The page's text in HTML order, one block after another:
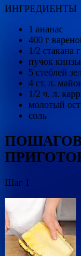
ИНГРЕДИЕНТЫ
1 ананас
400 г
1/2 стакана
пучок кинзы
5 стеблей
4 ст. л.
1/2 ч. л.
молотый
соль
Шаг 1